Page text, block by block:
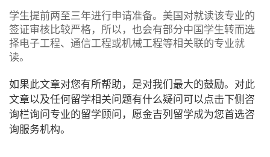
学生提前两至三年进行申请准备。美国对就读该专业的
签证审核比较严格，所以，也会有部分中国学生转而选
择电子工程、通信工程或机械工程等相关联的专业就
读。
如果此文章对您有所帮助，是对我们最大的鼓励。对此
文章以及任何留学相关问题有什么疑问可以点击下侧咨
询栏询问专业的留学顾问，愿金吉列留学成为您首选咨
询服务机构。